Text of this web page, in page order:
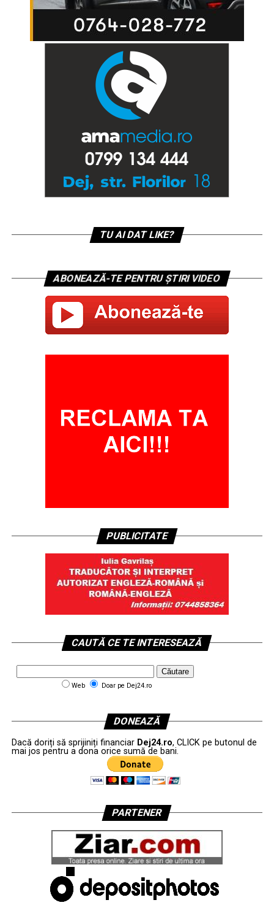
TU AI DAT LIKE?
ABONEAZĂ-TE PENTRU ȘTIRI VIDEO
PUBLICITATE
CAUTĂ CE TE INTERESEAZĂ
Web Doar pe Dej24.ro
DONEAZĂ
Dacă doriți să sprijiniți financiar Dej24.ro, CLICK pe butonul de
mai jos pentru a dona orice sumă de bani.
PARTENER